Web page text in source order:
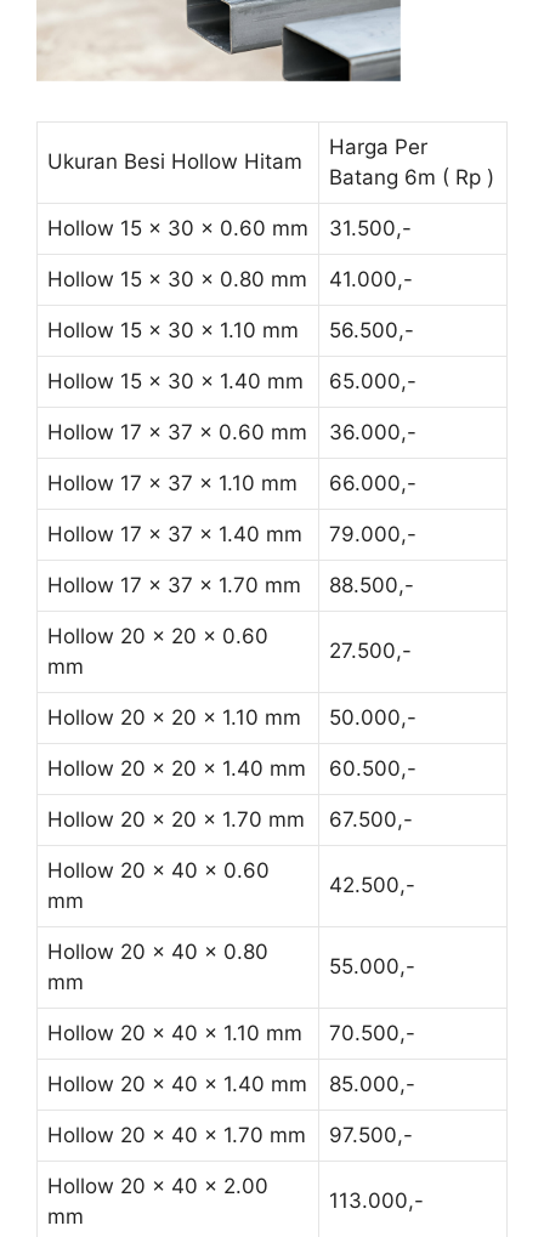
Ukuran Besi Hollow Hitam
Harga Per
Batang 6m ( Rp )
Hollow 15 x 30 x 0.60 mm 31.500,-
Hollow 15 x 30 x 0.80 mm 41.000,-
Hollow 15 x 30 x 1.10 mm 56.500,-
Hollow 15 x 30 x 1.40 mm 65.000,-
Hollow 17 x 37 x 0.60 mm 36.000,-
Hollow 17 x 37 x 1.10 mm 66.000,-
Hollow 17 x 37 x 1.40 mm 79.000,-
Hollow 17 x 37 x 1.70 mm 88.500,-
Hollow 20 x 20 x 0.60
mm
27.500,-
Hollow 20 x 20 x 1.10 mm 50.000,-
Hollow 20 x 20 x 1.40 mm 60.500,-
Hollow 20 x 20 x 1.70 mm 67.500,-
Hollow 20 x 40 x 0.60
mm
42.500,-
Hollow 20 x 40 x 0.80
mm
55.000,-
Hollow 20 x 40 x 1.10 mm 70.500,-
Hollow 20 x 40 x 1.40 mm 85.000,-
Hollow 20 x 40 x 1.70 mm 97.500,-
Hollow 20 x 40 x 2.00
mm
113.000,-